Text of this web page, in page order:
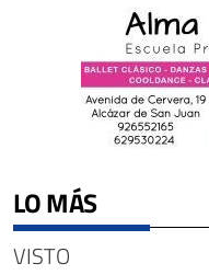
LO MÁS
VISTO